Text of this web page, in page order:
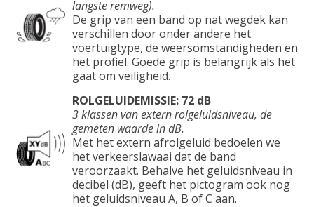
langste remweg).
De grip van een band op nat wegdek kan
verschillen door onder andere het
voertuigtype, de weersomstandigheden en
het profiel. Goede grip is belangrijk als het
gaat om veiligheid.
ROLGELUIDEMISSIE: 72 dB
3 klassen van extern rolgeluidsniveau, de
gemeten waarde in dB.
Met het extern afrolgeluid bedoelen we
het verkeerslawaai dat de band
veroorzaakt. Behalve het geluidsniveau in
decibel (dB), geeft het pictogram ook nog
het geluidsniveau A, B of C aan.